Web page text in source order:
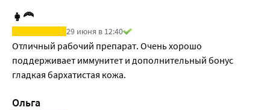
👩‍🦰
29 июня в 12:40
Отличный рабочий препарат. Очень хорошо
поддерживает иммунитет и дополнительный бонус
гладкая бархатистая кожа.
Ольга